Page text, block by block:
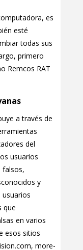
es
esté
todas sus
primero
Remcos RAT
a través de
del
usuarios
falsos,
y
que
en varios
esos sitios
more-